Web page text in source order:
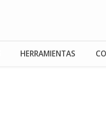
HERRAMIENTAS